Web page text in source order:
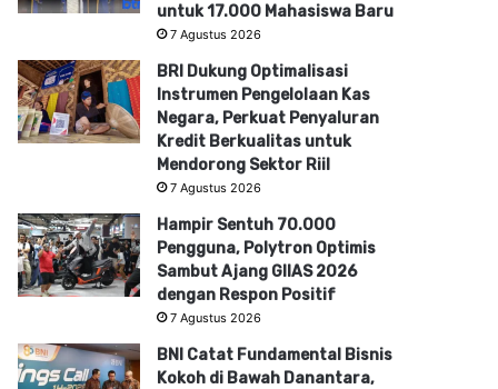
untuk 17.000 Mahasiswa Baru
7 Agustus 2026
BRI Dukung Optimalisasi
Instrumen Pengelolaan Kas
Negara, Perkuat Penyaluran
Kredit Berkualitas untuk
Mendorong Sektor Riil
7 Agustus 2026
Hampir Sentuh 70.000
Pengguna, Polytron Optimis
Sambut Ajang GIIAS 2026
dengan Respon Positif
7 Agustus 2026
BNI Catat Fundamental Bisnis
Kokoh di Bawah Danantara,